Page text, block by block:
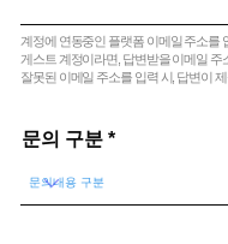
계정에 연동중인 플랫폼 이메일 주소를
게스트 계정이라면, 답변받을 이메일 주
잘못된 이메일 주소를 입력 시, 답변이
문의 구분